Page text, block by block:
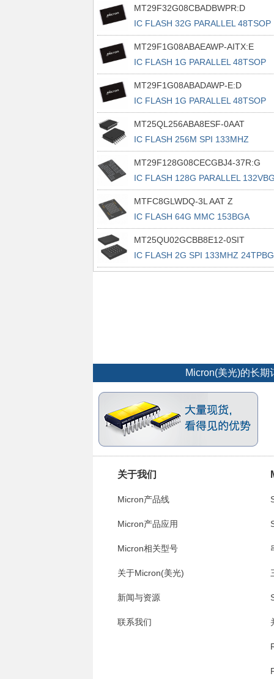
MT29F32G08CBADBWPR:D
IC FLASH 32G PARALLEL 48TSOP
MT29F1G08ABAEAWP-AITX:E
IC FLASH 1G PARALLEL 48TSOP
MT29F1G08ABADAWP-E:D
IC FLASH 1G PARALLEL 48TSOP
MT25QL256ABA8ESF-0AAT
IC FLASH 256M SPI 133MHZ
16SOP2
MT29F128G08CECGBJ4-37R:G
IC FLASH 128G PARALLEL
MTFC8GLWDQ-3L AAT Z
IC FLASH 64G MMC 153BGA
MT25QU02GCBB8E12-0SIT
IC FLASH 2G SPI 133MHZ
Micron(美光)的长
关于我们
Micron产品线
Micron产品应用
Micron相关型号
关于Micron(美光)
新闻与资源
联系我们